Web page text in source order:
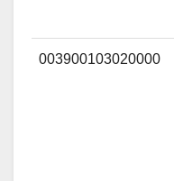
003900103020000